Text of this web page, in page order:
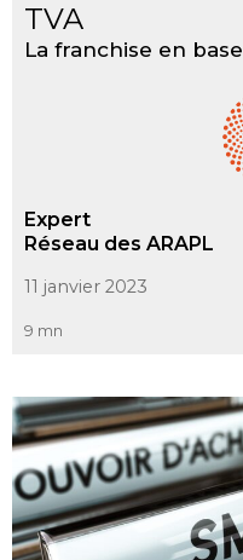
TVA
La franchise en base
Expert
Réseau des ARAPL
11 janvier 2023
9 mn